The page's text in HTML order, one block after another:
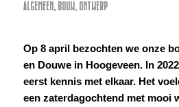
ALGEMEEN BOUW ONTWERP
Op 8 april bezochten we onze
en Douwe in Hoogeveen. In
eerst kennis met elkaar. Het
een zaterdagochtend met mooi